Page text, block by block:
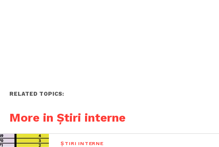
RELATED TOPICS:
More in Știri interne
ȘTIRI INTERNE